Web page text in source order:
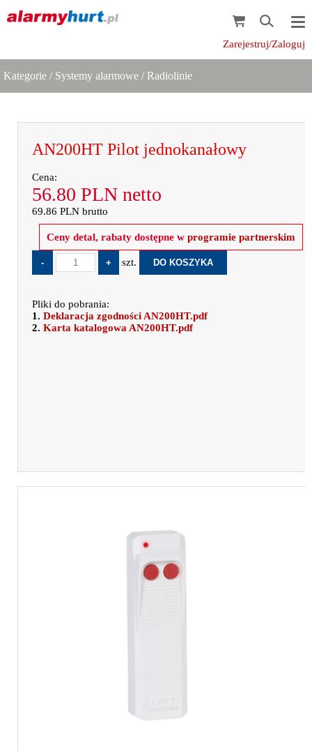
Zarejestruj/Zaloguj
Kategorie / Systemy alarmowe / Radiolinie
AN200HT Pilot jednokanałowy
Cena:
56.80 PLN netto
69.86 PLN brutto
Ceny detal, rabaty dostępne w programie partnerskim
szt.
Pliki do pobrania:
1. Deklaracja zgodności AN200HT.pdf
2. Karta katalogowa AN200HT.pdf